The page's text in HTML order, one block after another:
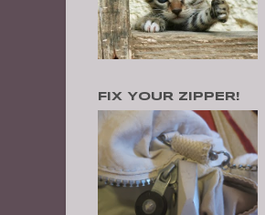
FIX YOUR ZIPPER!